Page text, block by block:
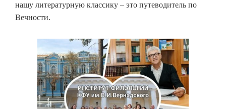
нашу литературную классику – это путеводитель по
Вечности.